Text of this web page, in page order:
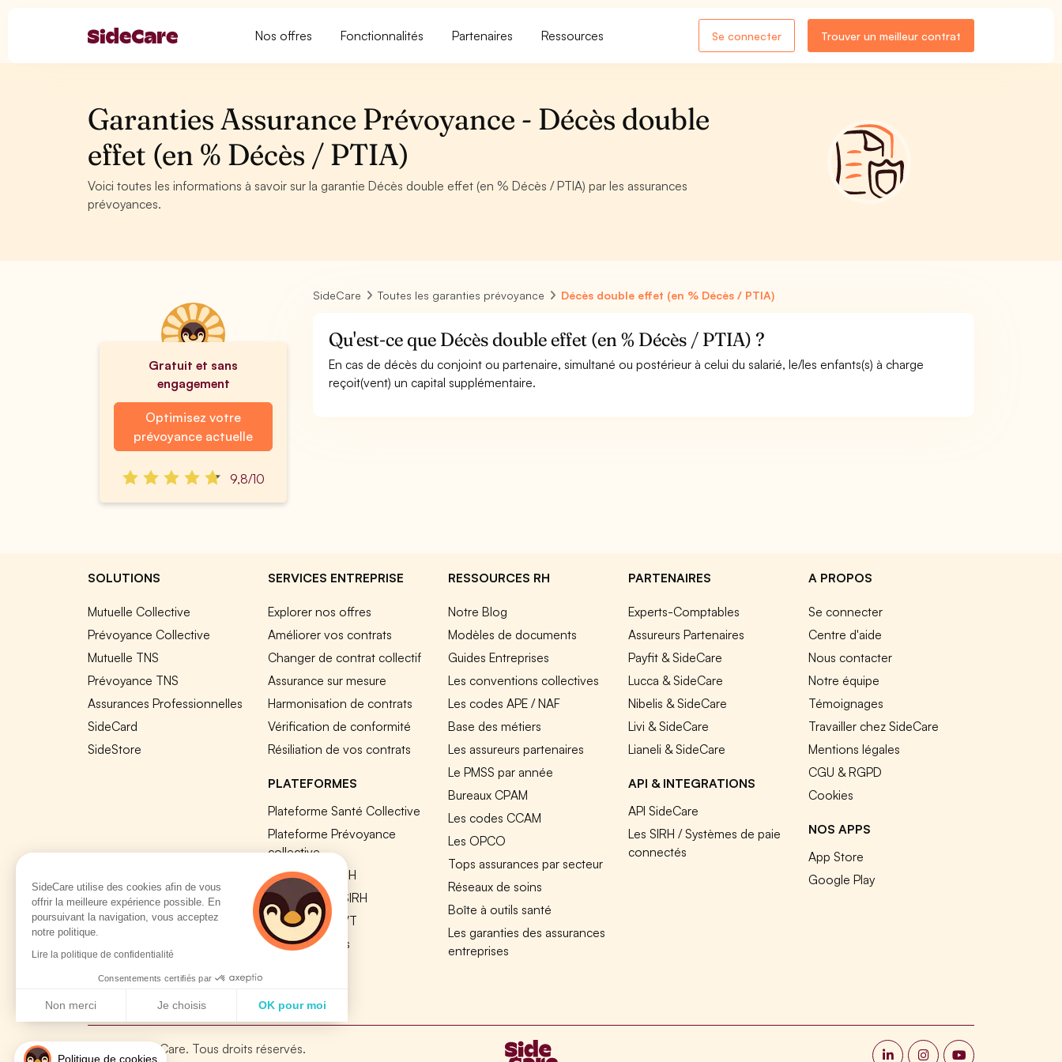
Nos offres Fonctionnalités Partenaires Ressources Se connecter Trouver un meilleur contrat
Garanties Assurance Prévoyance - Décès double
effet (en % Décès / PTIA)
Voici toutes les informations à savoir sur la garantie Décès double effet (en % Décès / PTIA) par les assurances
prévoyances.
Gratuit et sans
engagement
Optimisez votre
prévoyance actuelle
9,8/10
SideCare Toutes les garanties prévoyance Décès double effet (en % Décès / PTIA)
Qu'est-ce que Décès double effet (en % Décès / PTIA) ?
En cas de décès du conjoint ou partenaire, simultané ou postérieur à celui du salarié, le/les enfants(s) à charge
reçoit(vent) un capital supplémentaire.
SOLUTIONS
Mutuelle Collective
Prévoyance Collective
Mutuelle TNS
Prévoyance TNS
Assurances Professionnelles
SideCard
SideStore
SERVICES ENTREPRISE
Explorer nos offres
Améliorer vos contrats
Changer de contrat collectif
Assurance sur mesure
Harmonisation de contrats
Vérification de conformité
Résiliation de vos contrats
PLATEFORMES
Plateforme Santé Collective
Plateforme Prévoyance
collective
Plateforme SIRH
Nos modules SIRH
Plateforme QVT
Tous nos outils
RESSOURCES RH
Notre Blog
Modèles de documents
Guides Entreprises
Les conventions collectives
Les codes APE / NAF
Base des métiers
Les assureurs partenaires
Le PMSS par année
Bureaux CPAM
Les codes CCAM
Les OPCO
Tops assurances par secteur
Réseaux de soins
Boîte à outils santé
Les garanties des assurances
entreprises
PARTENAIRES
Experts-Comptables
Assureurs Partenaires
Payfit & SideCare
Lucca & SideCare
Nibelis & SideCare
Livi & SideCare
Lianeli & SideCare
API & INTEGRATIONS
API SideCare
Les SIRH / Systèmes de paie
connectés
A PROPOS
Se connecter
Centre d'aide
Nous contacter
Notre équipe
Témoignages
Travailler chez SideCare
Mentions légales
CGU & RGPD
Cookies
NOS APPS
App Store
Google Play
© 2026 SideCare. Tous droits réservés.
SideCare utilise des cookies afin de vous
offrir la meilleure expérience possible. En
poursuivant la navigation, vous acceptez
notre politique.
Lire la politique de confidentialité
Consentements certifiés par
Non merci Je choisis OK pour moi
Notre plateforme vous permet d'adapter et de gérer vos paramètres de confidentialité, en garantissant la conformité avec les réglementations. Personnalisez vos préférences pour
Politique de cookies